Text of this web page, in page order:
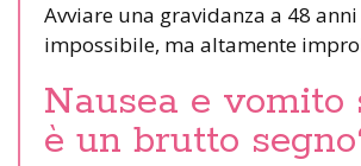
Avviare una gravidanza a 48 anni
impossibile, ma altamente
Nausea e vomito
è un brutto